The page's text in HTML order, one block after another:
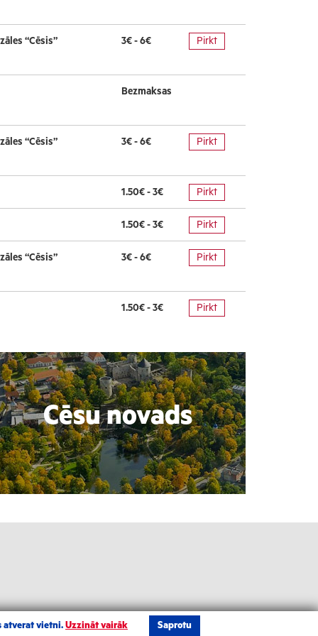
“Cēsis” 3€ - 6€ Pirkt
Bezmaksas
“Cēsis” 3€ - 6€ Pirkt
1.50€ - 3€ Pirkt
1.50€ - 3€ Pirkt
“Cēsis” 3€ - 6€ Pirkt
1.50€ - 3€ Pirkt
Cēsu novads
atverat vietni. Uzzināt vairāk Saprotu